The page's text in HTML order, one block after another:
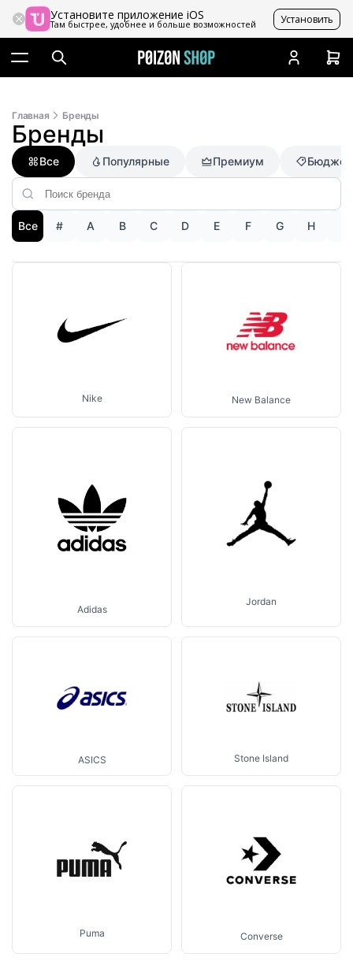
Установите приложение iOS
Там быстрее, удобнее и больше возможностей Установить
Главная Бренды
Бренды
Все Популярные Премиум
Все # A B C D E F G H
Nike New Balance
Adidas
Jordan
ASICS Stone Island
Puma Converse